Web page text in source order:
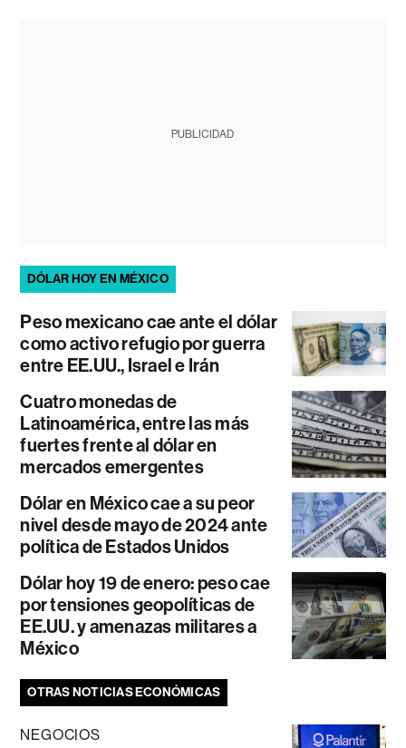
PUBLICIDAD
DÓLAR HOY EN MÉXICO
Peso mexicano cae ante el dólar
como activo refugio por guerra
entre EE.UU., Israel e Irán
Cuatro monedas de
Latinoamérica, entre las más
fuertes frente al dólar en
mercados emergentes
Dólar en México cae a su peor
nivel desde mayo de 2024 ante
política de Estados Unidos
Dólar hoy 19 de enero: peso cae
por tensiones geopolíticas de
EE.UU. y amenazas militares a
México
OTRAS NOTICIAS ECONÓMICAS
NEGOCIOS